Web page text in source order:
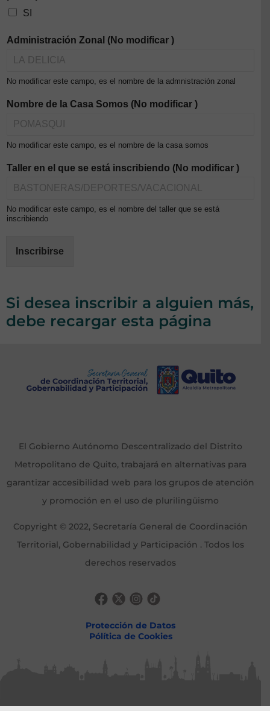
SI
Administración Zonal (No modificar )
No modificar este campo, es el nombre de la admnistración zonal
Nombre de la Casa Somos (No modificar )
No modificar este campo, es el nombre de la casa somos
Taller en el que se está inscribiendo (No modificar )
No modificar este campo, es el nombre del taller que se está
inscribiendo
Inscribirse
Si desea inscribir a alguien más,
debe recargar esta página
El Gobierno Autónomo Descentralizado del Distrito
Metropolitano de Quito, trabajará en alternativas para
garantizar accesibilidad web para los grupos de atención
y promoción en el uso de plurilingüismo
Copyright © 2022, Secretaría General de Coordinación
Territorial, Gobernabilidad y Participación . Todos los
derechos reservados
Protección de Datos
Pólítica de Cookies